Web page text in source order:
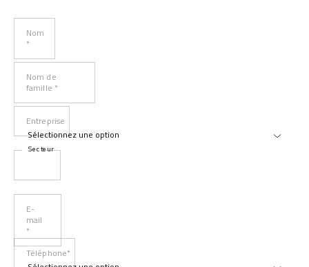
Nom
*
Nom de
famille *
Entreprise
Secteur
E-
mail
*
Téléphone*